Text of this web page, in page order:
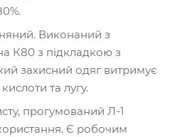
Виконаний з
К80 з підкладкою з
захисний одяг витримує
та лугу.
прогумований Л-1
Є робочим